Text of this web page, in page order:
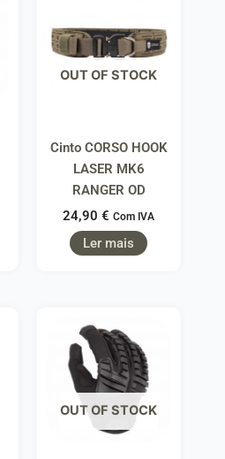
OUT OF STOCK
Cinto CORSO HOOK
LASER MK6
RANGER OD
24,90 € Com IVA
Ler mais
OUT OF STOCK